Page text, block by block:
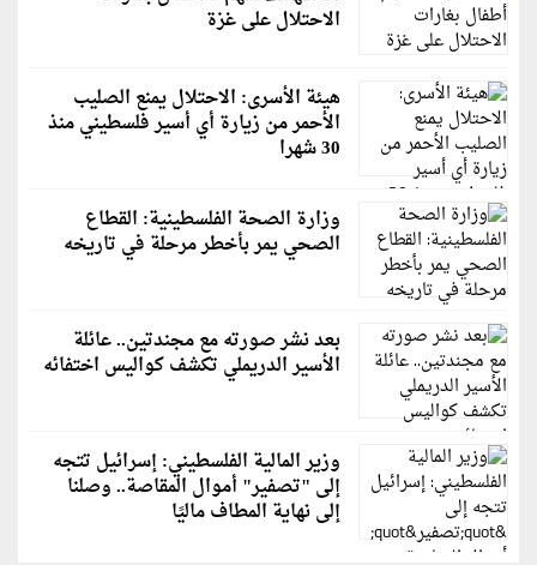
الاحتلال على غزة
هيئة الأسرى: الاحتلال يمنع الصليب
الأحمر من زيارة أي أسير فلسطيني منذ
30 شهرا
وزارة الصحة الفلسطينية: القطاع
الصحي يمر بأخطر مرحلة في تاريخه
بعد نشر صورته مع مجندتين.. عائلة
الأسير الدريملي تكشف كواليس اختفائه
وزير المالية الفلسطيني: إسرائيل تتجه
إلى "تصفير" أموال المقاصة.. وصلنا
إلى نهاية المطاف ماليًا